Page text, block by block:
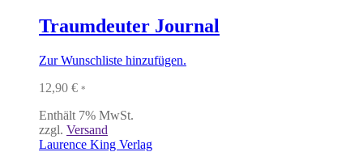
Traumdeuter Journal
Zur Wunschliste hinzufügen.
12,90 € *
Enthält 7% MwSt.
zzgl. Versand
Laurence King Verlag